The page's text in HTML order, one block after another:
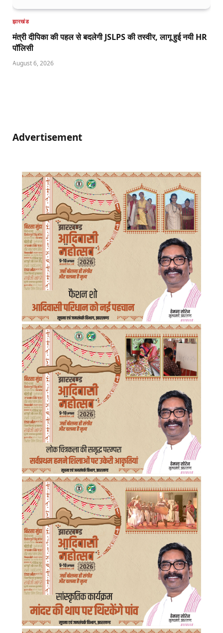
झारखंड
मंत्री दीपिका की पहल से बदलेगी JSLPS की तस्वीर, लागू हुई नयी HR
पॉलिसी
August 6, 2026
Advertisement